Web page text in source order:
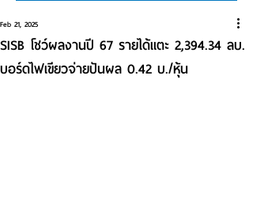
SISB โชว์ผลงานปี 67 รายได้แตะ 2,394.34 ลบ.
บอร์ดไฟเขียวจ่ายปันผล 0.42 บ./หุ้น
Feb 21, 2025